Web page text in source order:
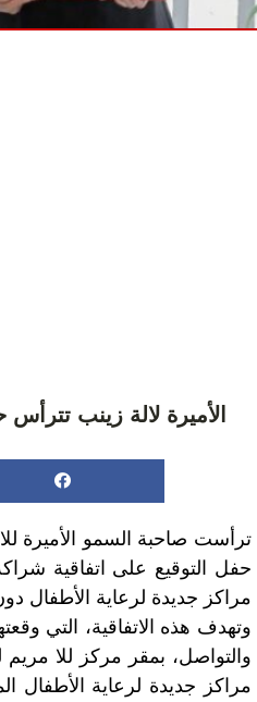
الأميرة لالة زينب
ترأست صاحبة السمو الأميرة
حفل التوقيع على اتفاقية
مراكز جديدة لرعاية الأطفال
وتهدف هذه الاتفاقية، التي
والتواصل، بمقر مركز للا
مراكز جديدة لرعاية